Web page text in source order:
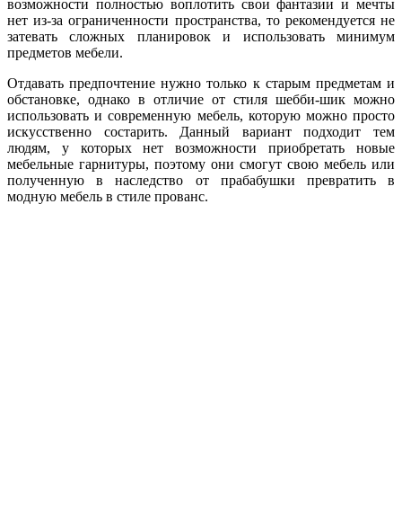
возможности полностью воплотить свои фантазии и мечты
нет из-за ограниченности пространства, то рекомендуется не
затевать сложных планировок и использовать минимум
предметов мебели.
Отдавать предпочтение нужно только к старым предметам и
обстановке, однако в отличие от стиля шебби-шик можно
использовать и современную мебель, которую можно просто
искусственно состарить. Данный вариант подходит тем
людям, у которых нет возможности приобретать новые
мебельные гарнитуры, поэтому они смогут свою мебель или
полученную в наследство от прабабушки превратить в
модную мебель в стиле прованс.